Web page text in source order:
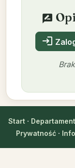
rate_review
login
verified_user
Start·
Prywatność·